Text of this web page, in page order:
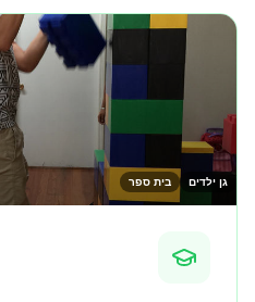
גן ילדים בית ספר